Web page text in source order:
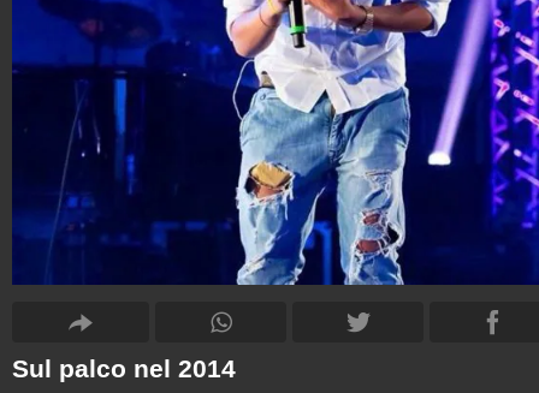
Sul palco nel 2014